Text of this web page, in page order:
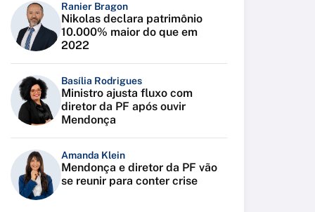
Ranier Bragon
Nikolas declara patrimônio
10.000% maior do que em
2022
Basília Rodrigues
Ministro ajusta fluxo com
diretor da PF após ouvir
Mendonça
Amanda Klein
Mendonça e diretor da PF vão
se reunir para conter crise